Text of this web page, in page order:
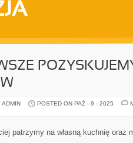
ADMIN POSTED ON PAŹ - 9 - 2025
patrzymy na własną kuchnię oraz